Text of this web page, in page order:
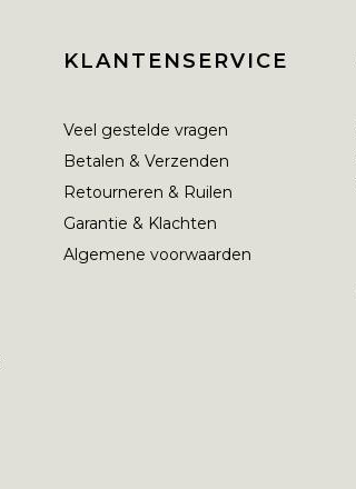
KLANTENSERVICE
Veel gestelde vragen
Betalen & Verzenden
Retourneren & Ruilen
Garantie & Klachten
Algemene voorwaarden